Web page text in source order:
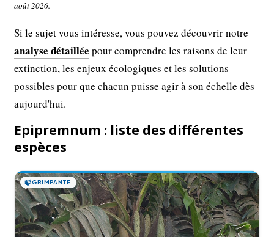
août 2026.
Si le sujet vous intéresse, vous pouvez découvrir notre
analyse détaillée pour comprendre les raisons de leur
extinction, les enjeux écologiques et les solutions
possibles pour que chacun puisse agir à son échelle dès
aujourd'hui.
Epipremnum : liste des différentes
espèces
🍃GRIMPANTE